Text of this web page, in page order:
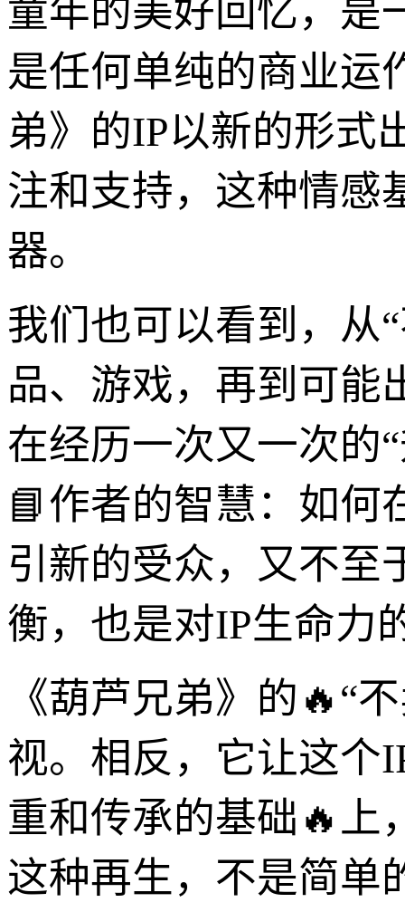
童年的美好回忆，是
是任何单纯的商业运
弟》的IP以新的形式
注和支持，这种情感
器。
我们也可以看到，从
品、游戏，再到可能
在经历一次又一次的
📘作者的智慧：如何
引新的受众，又不至
衡，也是对IP生命力
《葫芦兄弟》的🔥“
视。相反，它让这个
重和传承的基础🔥上
这种再生，不是简单